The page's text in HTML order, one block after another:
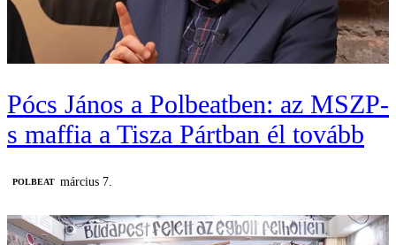
Pócs János a Polbeatben: az MSZP-
s maffia a Tisza Pártban él tovább
‎POLBEAT március 7.